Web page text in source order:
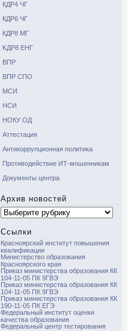
КДР4 ЧГ
КДР6 ЧГ
КДР8 МГ
KДР8 ЕНГ
ВПР
ВПР СПО
МСИ
НСИ
НОКУ ОД
Аттестация
Антикоррупционная политика
Противодействие ИТ-мошенникам
Документы центра
Архив новостей
Архив
новостей
Ссылки
Красноярский институт повышения
квалификации
Министерство образования
Красноярского края
Приказ министерства образования КК
104-11-05 ПК 9ГВЭ
Приказ министерства образования КК
104-11-05 ПК 9ГВЭ
Приказ министерства образования КК
190-11-05 ПК ЕГЭ
Федеральный институт оценки
качества образования
Федеральный центр тестирования